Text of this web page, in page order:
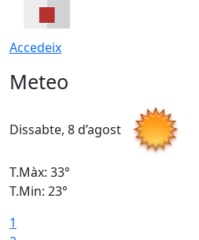
Accedeix
Meteo
Dissabte, 8 d’agost
T.Màx: 33°
T.Min: 23°
1